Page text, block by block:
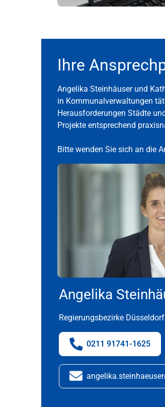
Ihre
Angelika Steinhäuser und
in Kommunalverwaltungen
Herausforderungen Städte
Projekte entsprechend
Bitte wenden Sie sich an die
Angelika
Regierungsbezirke
Telefonnummer:
0211 91741-1625
E-Mail: